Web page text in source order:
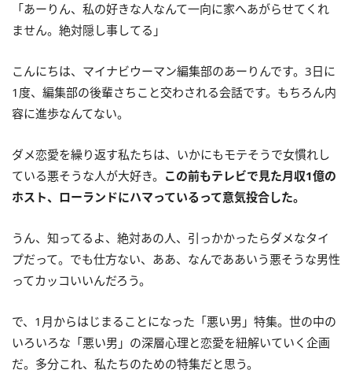
「あーりん、私の好きな人なんて一向に家へあがらせてくれ
ません。絶対隠し事してる」
こんにちは、マイナビウーマン編集部のあーりんです。3日に
1度、編集部の後輩さちこと交わされる会話です。もちろん内
容に進歩なんてない。
ダメ恋愛を繰り返す私たちは、いかにもモテそうで女慣れし
ている悪そうな人が大好き。 この前もテレビで見た月収1億の
ホスト、ローランドにハマっているって意気投合した。
うん、知ってるよ、絶対あの人、引っかかったらダメなタイ
プだって。でも仕方ない、ああ、なんでああいう悪そうな男性
ってカッコいいんだろう。
で、1月からはじまることになった「悪い男」特集。世の中の
いろいろな「悪い男」の深層心理と恋愛を紐解いていく企画
だ。多分これ、私たちのための特集だと思う。